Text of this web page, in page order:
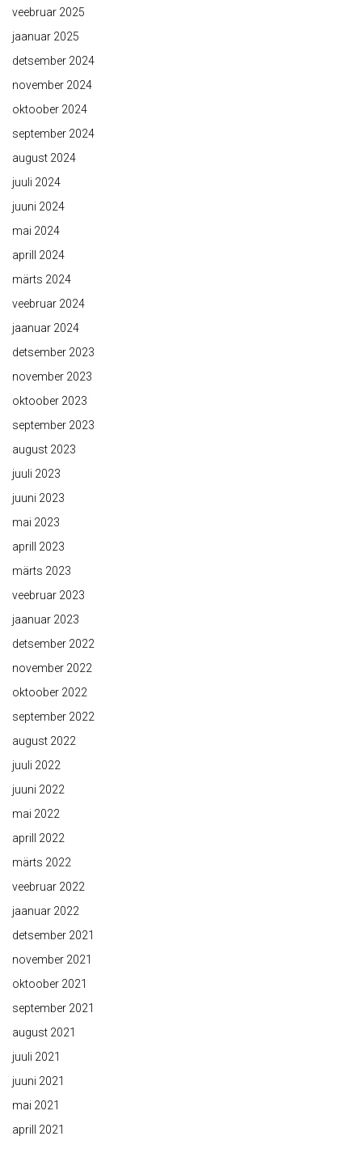
veebruar 2025
jaanuar 2025
detsember 2024
november 2024
oktoober 2024
september 2024
august 2024
juuli 2024
juuni 2024
mai 2024
aprill 2024
märts 2024
veebruar 2024
jaanuar 2024
detsember 2023
november 2023
oktoober 2023
september 2023
august 2023
juuli 2023
juuni 2023
mai 2023
aprill 2023
märts 2023
veebruar 2023
jaanuar 2023
detsember 2022
november 2022
oktoober 2022
september 2022
august 2022
juuli 2022
juuni 2022
mai 2022
aprill 2022
märts 2022
veebruar 2022
jaanuar 2022
detsember 2021
november 2021
oktoober 2021
september 2021
august 2021
juuli 2021
juuni 2021
mai 2021
aprill 2021